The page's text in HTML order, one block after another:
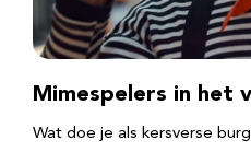
Mimespelers in het
Wat doe je als kersverse